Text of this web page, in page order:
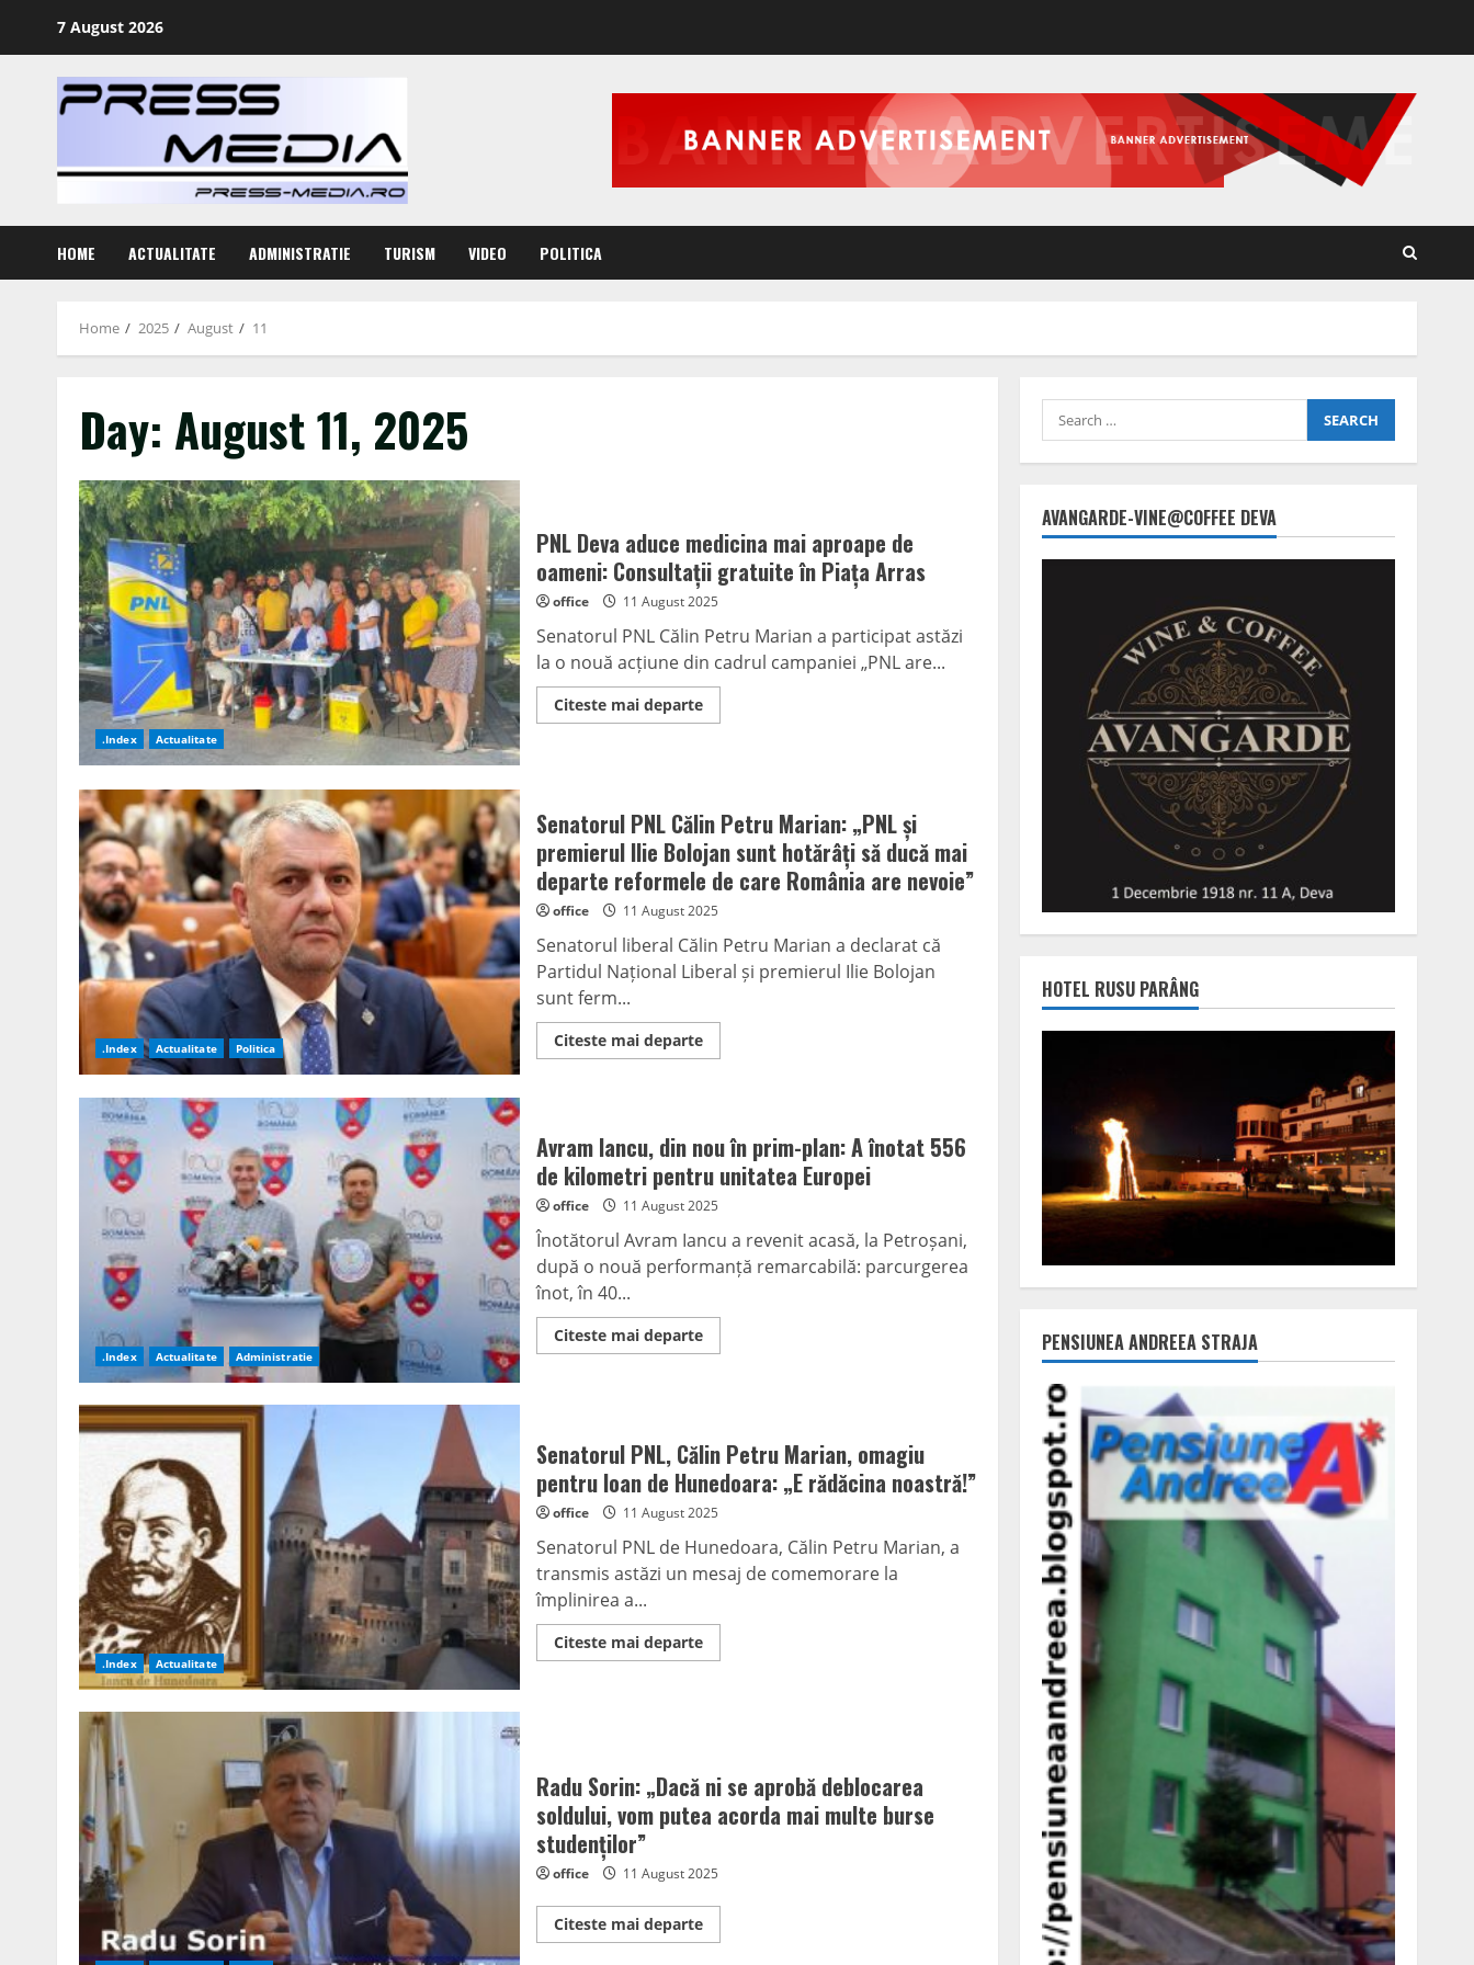
7 August 2026
HOME ACTUALITATE ADMINISTRATIE TURISM VIDEO POLITICA
Home 2025 August 11
Day: August 11, 2025
.Index Actualitate
PNL Deva aduce medicina mai aproape de
oameni: Consultații gratuite în Piața Arras
office 11 August 2025
Senatorul PNL Călin Petru Marian a participat astăzi
la o nouă acțiune din cadrul campaniei „PNL are...
Citeste mai departeRead
more
mai
aproape
de
oameni:
Consultații
gratuite
în
Piața
Arras
.Index Actualitate Politica
Senatorul PNL Călin Petru Marian: „PNL și
premierul Ilie Bolojan sunt hotărâți să ducă mai
departe reformele de care România are nevoie”
office 11 August 2025
Senatorul liberal Călin Petru Marian a declarat că
Partidul Național Liberal și premierul Ilie Bolojan
sunt ferm...
Citeste mai departeRead
more
Marian:
„PNL
și
premierul
Ilie
sunt
hotărâți
să
departe
reformele
de
care
.Index Actualitate Administratie
Avram Iancu, din nou în prim-plan: A înotat 556
de kilometri pentru unitatea Europei
office 11 August 2025
Înotătorul Avram Iancu a revenit acasă, la Petroșani,
după o nouă performanță remarcabilă: parcurgerea
înot, în 40...
Citeste mai departeRead
more
în
prim-
plan:
A
556
kilometri
pentru
unitatea
.Index Actualitate
Senatorul PNL, Călin Petru Marian, omagiu
pentru Ioan de Hunedoara: „E rădăcina noastră!”
office 11 August 2025
Senatorul PNL de Hunedoara, Călin Petru Marian, a
transmis astăzi un mesaj de comemorare la
împlinirea a...
Citeste mai departeRead
more
pentru
Ioan
de
Hunedoara:
noastră!”
Radu Sorin: „Dacă ni se aprobă deblocarea
soldului, vom putea acorda mai multe burse
studenților”
office 11 August 2025
Citeste mai departeRead
more
Search
for:
AVANGARDE-VINE@COFFEE DEVA
HOTEL RUSU PARÂNG
PENSIUNEA ANDREEA STRAJA